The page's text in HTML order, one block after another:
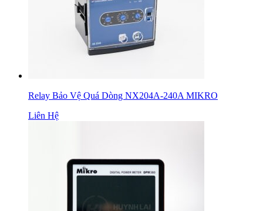
Relay Bảo Vệ Quá Dòng NX204A-240A MIKRO
Liên Hệ